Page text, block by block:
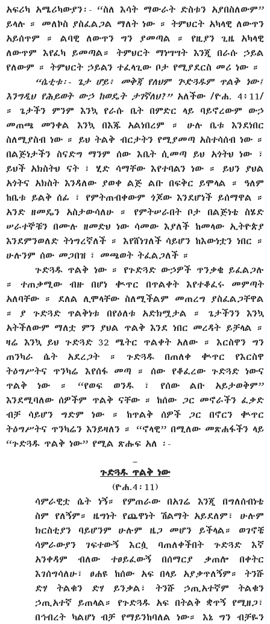
አፍሪካ አሜሪካውያን፡- “ስለ እሳት ማውራት ድስቱን አያበስለውም”
ይላሉ ። መለኮስ ያስፈልጋል ማለት ነው ። ትምህርት አካላዊ ለውጥን
አይሰጥም ። ልባዊ ለውጥን ግን ያመጣል ። የዚያን ጊዜ አካላዊ
ለውጥም እየፈካ ይመጣል። ትምህርት ማነሣሣት እንጂ በራሱ ኃይል
የለውም ። ትምህርት ኃይልን ተፈላጊው ቦታ የሚያደርስ መሪ ነው ።
“ሴቲቱ፡- ጌታ ሆይ፥ መቅጃ የለህም ጕድጓዱም ጥልቅ ነው፤
እንግዲህ የሕይወት ውኃ ከወዴት ታገኛለህ?” አለችው /ዮሐ. 4፥11/
። ጌታችን ምንም እንኳ የራሱ ቤት በምድር ላይ ባይኖረውም ውኃ
መጠጫ መንቀል እንኳ በእጁ አልነበረም ። ሁሉ ቤቱ እንደነበር
ስለሚያስብ ነው ። ይህ ትልቅ ብርታትን የሚያመጣ አስተሳሰብ ነው ።
በልጅነታችን ስናድግ ማንም ሰው እቤት ሲመጣ ይህ አጎትህ ነው ፣
ይህች አክስትህ ናት ፣ ሂድ ሳማቸው እየተባልን ነው ። ይህን ያህል
አጎትና አክስት እንዳለው ያወቀ ልጅ ልቡ በፍቅር ይሞላል ። ዓለም
ከቤቱ ይልቅ ሰፊ ፣ የምትጠብቀውም ጎጆው እንደሆነች ይሰማዋል ።
አንድ ዘመዴን አስታውሳለሁ ። የምትሠራበት ቦታ በልጅነቴ ስሄድ
ሠራተኞቹን በሙሉ ዘመድህ ነው ሳመው እያለች ከመላው ኢትዮጵያ
እንደምንወለድ ትነግረኛለች ። እየሸነገለች ሳይሆን ከእውነቷን ነበር ።
ሁሉንም ሰው መጋበዝ ፣ መጫወት ትፈልጋለች ።
ጉድጓዱ ጥልቅ ነው ። የጉድጓድ ውኃዎች ጥንቃቄ ይፈልጋሉ
። ተጠቃሚው ብዙ በሆነ ቊጥር በጥልቀት እየተቆፈሩ መምጣት
አለባቸው ። ደለል ሊሞላቸው ስለሚችልም መጠረግ ያስፈልጋቸዋል
። ያ ጉድጓድ ጥልቅነቱ በየዕለቱ አድክሟታል ። ጌታችንን እንኳ
አትችለውም ማለቷ ምን ያህል ጥልቅ እንደ ነበር መረዳት ይቻላል ።
ዛሬ እንኳ ይህ ጉድጓድ 32 ሜትር ጥልቀት አለው ። እርስዋን ግን
ጠንካራ ሴት አደረጋት ። ጉድጓዱ በጠለቀ ቊጥር የእርስዋ
ትዕግሥትና ጥንካሬ እየሰፋ መጣ ። ሰው የቆፈረው ጉድጓድ ነውና
ጥልቅ ነው ። “የወፍ ወንዱ ፣ የሰው ልቡ አይታወቅም”
እንደሚባለው ሰዎችም ጥልቅ ናቸው ። ከሰው ጋር መኖራችን ፈቃድ
ብቻ ሳይሆን ግድም ነው ። ከጥልቅ ሰዎች ጋር በኖርን ቊጥር
ትዕግሥትና ጥንካሬን እንይዛለን ። “ኖላዊ” በሚለው መጽሐፋችን ላይ
“ጉድጓዱ ጥልቅ ነው” የሚል ጽሑፍ አለ ፡-
ጉድጓዱ ጥልቅ ነው
(ዮሐ.4፡11)
ሳምራዊቷ ሴት ነኝ። የምጠራው በአገሬ እንጂ በግለሰብነቴ
ስም የለኝም። ዜግነት የጨዋነት ሽልማት አይደለም፣ ሁሉም
ክርስቲያን ባይሆንም ሁሉም ዜጋ መሆን ይችላል። ወገኖቼ
ሳምራውያን ገፍተውኝ እርሷ ባጠለቀችበት ጉድጓድ እኛ
አንቀዳም ብለው ተፀይፈውኝ በሰማርያ ቃጠሎ በቀትር
እገሰግሳለሁ፣ ፀሐዩ ከሰው አፍ በላይ አያቃጥለኝም። ትንሹ
ድሃ ትልቁን ድሃ ይንቃል፣ ትንሹ ኃጢአተኛም ትልቁን
ኃጢአተኛ ይጠላል። የጉድጓዱ አፍ በትልቅ ቋጥኝ የሚዘጋ፣
በኅብረት ካልሆነ ብቻ የማይንከባለል ነው። እኔ ግን ብቻዬን